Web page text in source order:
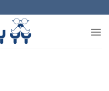
to
content